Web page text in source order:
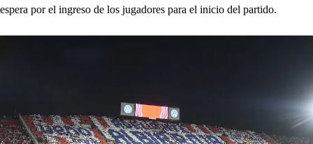
espera por el ingreso de los jugadores para el inicio del partido.